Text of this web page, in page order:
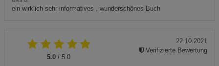
ein wirklich sehr informatives , wunderschönes Buch
5.0 / 5.0
22.10.2021
Verifizierte Bewertung